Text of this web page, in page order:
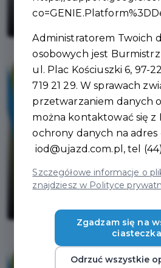
Gminie Ujazd –
dofinansowanie
Nowy partner Karty
Administratorem Twoich
osobowych jest Burmistrz
ul. Plac Kościuszki 6, 97-
719 21 29. W sprawach
przetwarzaniem danych
można kontaktować się
ochrony danych na adres
iod@ujazd.com.pl , tel
Szczegółowe informacje o
znajdziesz w Polityce
Zgadzam się na
ciasteczka
Odrzuć wszystkie